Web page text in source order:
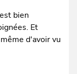
bien
Et
d'avoir vu